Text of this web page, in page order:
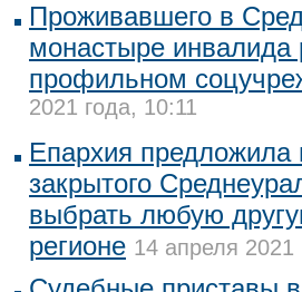
Проживавшего в
монастыре инвалида
профильном
2021 года, 10:11
Епархия предложила
закрытого
выбрать любую
регионе 14 апреля 2021